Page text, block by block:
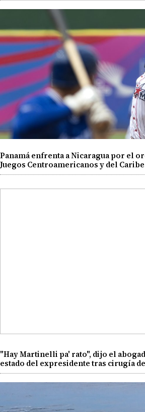
Panamá enfrenta a Nicaragua por el
Juegos Centroamericanos y del Caribe
"Hay Martinelli pa' rato", dijo el
estado del expresidente tras cirugía